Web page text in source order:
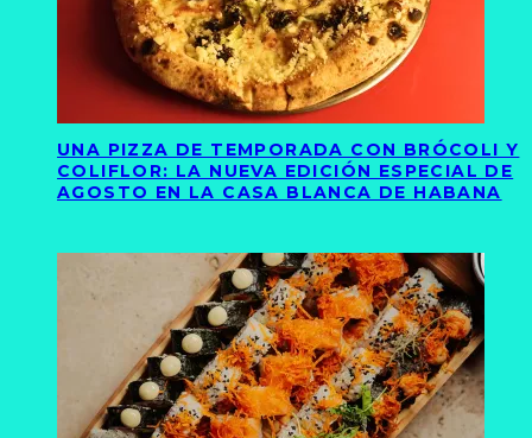
UNA PIZZA DE TEMPORADA CON BRÓCOLI Y
COLIFLOR: LA NUEVA EDICIÓN ESPECIAL DE
AGOSTO EN LA CASA BLANCA DE HABANA